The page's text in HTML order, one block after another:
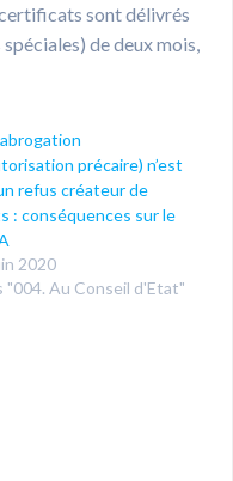
certificats sont délivrés
de deux mois,
précaire) n’est
refus créateur de
: conséquences sur le
2020
"004. Au Conseil d'Etat"